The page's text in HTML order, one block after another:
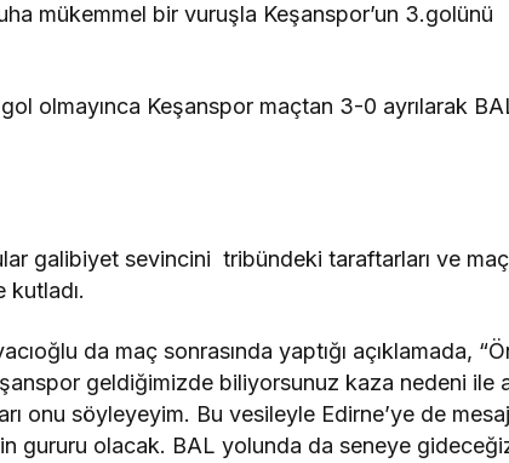
mükemmel bir vuruşla Keşanspor’un 3.golünü
olmayınca Keşanspor maçtan 3-0 ayrılarak
galibiyet sevincini tribündeki taraftarları ve
da maç sonrasında yaptığı açıklamada,
geldiğimizde biliyorsunuz kaza nedeni ile
onu söyleyeyim. Bu vesileyle Edirne’ye de mesaj
gururu olacak. BAL yolunda da seneye
Rüyada Ahududu Reçeli